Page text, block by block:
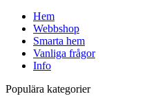
Hem
Webbshop
Smarta hem
Vanliga frågor
Info
Populära kategorier